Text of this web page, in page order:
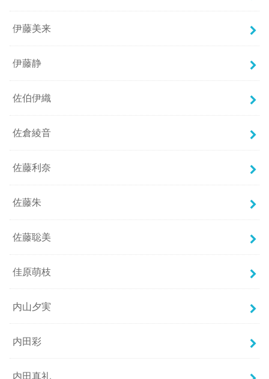
伊藤美来
伊藤静
佐伯伊織
佐倉綾音
佐藤利奈
佐藤朱
佐藤聡美
佳原萌枝
内山夕実
内田彩
内田真礼